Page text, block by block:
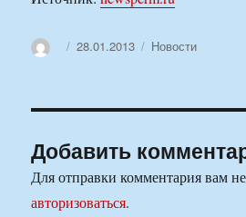
АвторОпубликовано
28.01.2013 Рубрики
Новости
Добавить
Для отправки комментария вам
авторизоваться.